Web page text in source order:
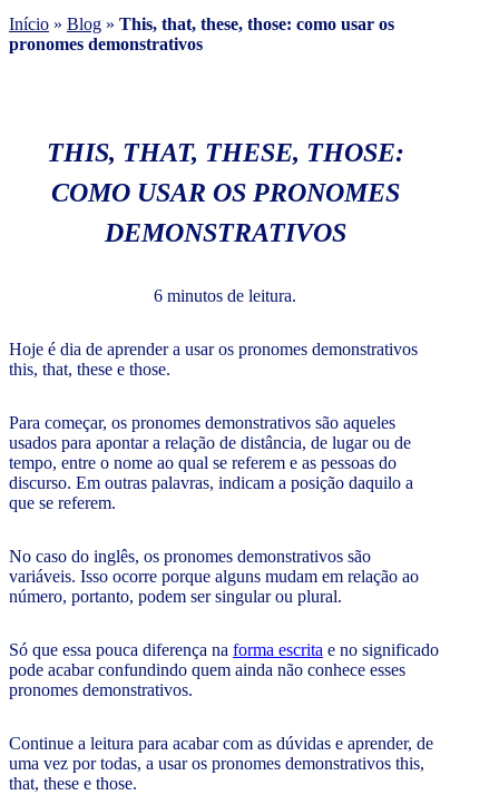
Início » Blog » This, that, these, those: como usar os
pronomes demonstrativos
THIS, THAT, THESE, THOSE:
COMO USAR OS PRONOMES
DEMONSTRATIVOS
6 minutos de leitura.
Hoje é dia de aprender a usar os pronomes demonstrativos
this, that, these e those.
Para começar, os pronomes demonstrativos são aqueles
usados para apontar a relação de distância, de lugar ou de
tempo, entre o nome ao qual se referem e as pessoas do
discurso. Em outras palavras, indicam a posição daquilo a
que se referem.
No caso do inglês, os pronomes demonstrativos são
variáveis. Isso ocorre porque alguns mudam em relação ao
número, portanto, podem ser singular ou plural.
Só que essa pouca diferença na forma escrita e no significado
pode acabar confundindo quem ainda não conhece esses
pronomes demonstrativos.
Continue a leitura para acabar com as dúvidas e aprender, de
uma vez por todas, a usar os pronomes demonstrativos this,
that, these e those.